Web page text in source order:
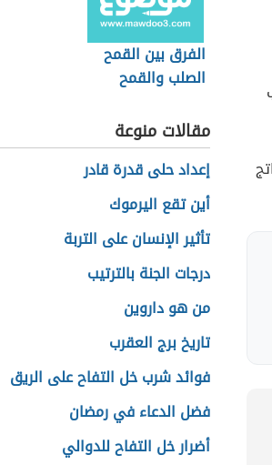
الفرق بين القمح
الصلب والقمح
مقالات منوعة
إعداد حلى قدرة قادر
أين تقع اليرموك
تأثير الإنسان على التربة
درجات الجنة بالترتيب
من هو داروين
تاريخ برج العقرب
فوائد شرب خل التفاح على الريق
فضل الدعاء في رمضان
أضرار خل التفاح للدوالي